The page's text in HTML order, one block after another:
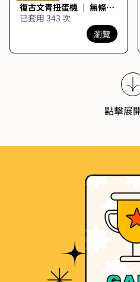
復古文青扭蛋機 ｜ 無條
件・限量獎品
已套用 343 次
瀏覽
點擊展